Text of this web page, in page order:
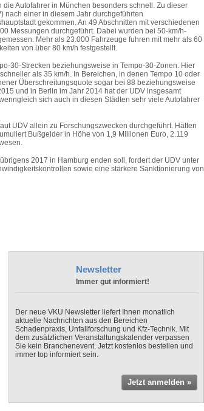
Autofahrer in München besonders schnell. Zu dieser
nach einer in diesem Jahr durchgeführten
gekommen. An 49 Abschnitten mit verschiedenen
Messungen durchgeführt. Dabei wurden bei 50-km/h-
Mehr als 23.000 Fahrzeuge fuhren mit mehr als 60
von über 80 km/h festgestellt.
30-Strecken beziehungsweise in Tempo-30-Zonen. Hier
als 35 km/h. In Bereichen, in denen Tempo 10 oder
Überschreitungsquote sogar bei 88 beziehungsweise
und in Berlin im Jahr 2014 hat der UDV insgesamt
sich auch in diesen Städten sehr viele Autofahrer
UDV allein zu Forschungszwecken durchgeführt. Hätten
Bußgelder in Höhe von 1,9 Millionen Euro, 2.119
2017 in Hamburg enden soll, fordert der UDV unter
sowie eine stärkere Sanktionierung von
Newsletter
Immer gut informiert!
Der neue VKU Newsletter liefert Ihnen monatlich
aktuelle Nachrichten aus den Bereichen
Schadenpraxis, Unfallforschung und Kfz-Technik. Mit
dem zusätzlichen Veranstaltungskalender verpassen
Sie kein Branchenevent. Jetzt kostenlos bestellen und
immer top informiert sein.
Jetzt anmelden »